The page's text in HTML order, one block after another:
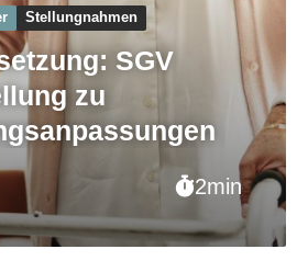
2min
Stellungnahmen
SGV
zu